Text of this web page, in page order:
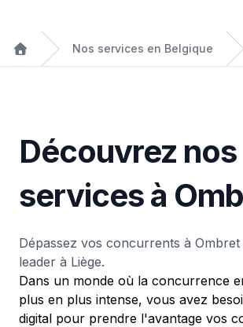
Nos services en Belgique
Découvrez nos
services à
Dépassez vos concurrents à Ombret
leader à Liège.
Dans un monde où la concurrence
plus en plus intense, vous avez
digital pour prendre l'avantage vos